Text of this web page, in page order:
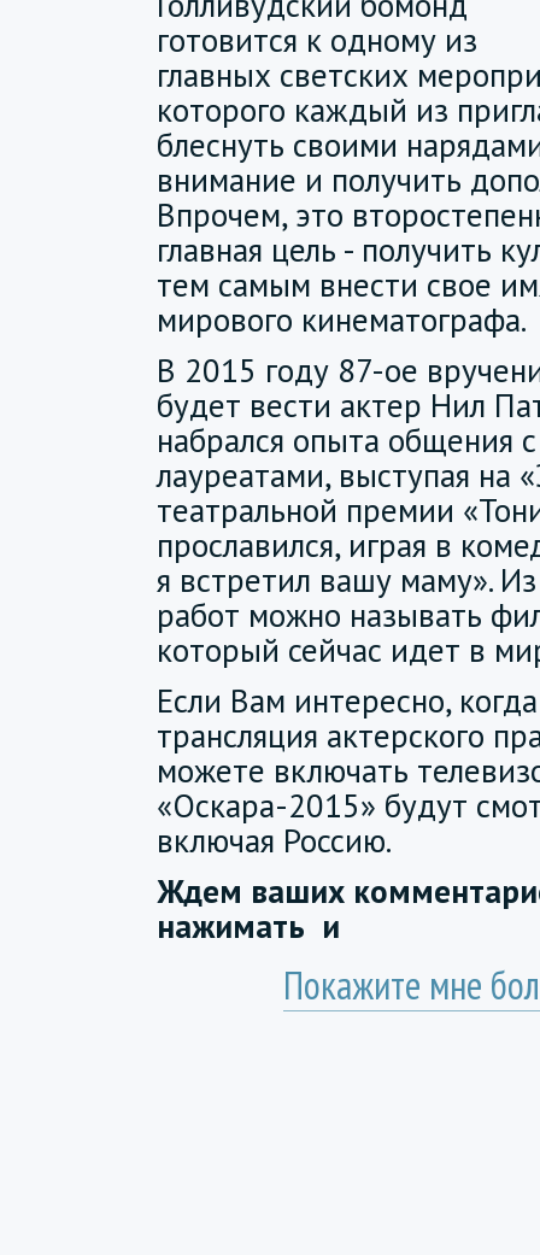
готовится к одному из
главных светских
которого каждый из
блеснуть своими
внимание и получить
Впрочем, это
главная цель - получить
тем самым внести свое
мирового кинематографа.
В 2015 году 87-ое
будет вести актер Нил
набрался опыта общения
лауреатами, выступая на
театральной премии
прославился, играя в
я встретил вашу маму».
работ можно называть
который сейчас идет в
Если Вам интересно,
трансляция актерского
можете включать
«Оскара-2015» будут
включая Россию.
Ждем ваших
нажимать и
Покажите мне